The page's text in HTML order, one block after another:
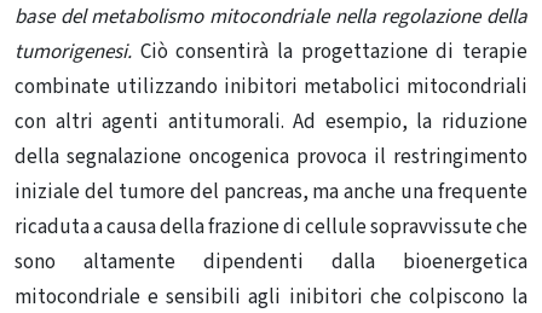
base del metabolismo mitocondriale nella regolazione della
tumorigenesi. Ciò consentirà la progettazione di terapie
combinate utilizzando inibitori metabolici mitocondriali
con altri agenti antitumorali. Ad esempio, la riduzione
della segnalazione oncogenica provoca il restringimento
iniziale del tumore del pancreas, ma anche una frequente
ricaduta a causa della frazione di cellule sopravvissute che
sono altamente dipendenti dalla bioenergetica
mitocondriale e sensibili agli inibitori che colpiscono la